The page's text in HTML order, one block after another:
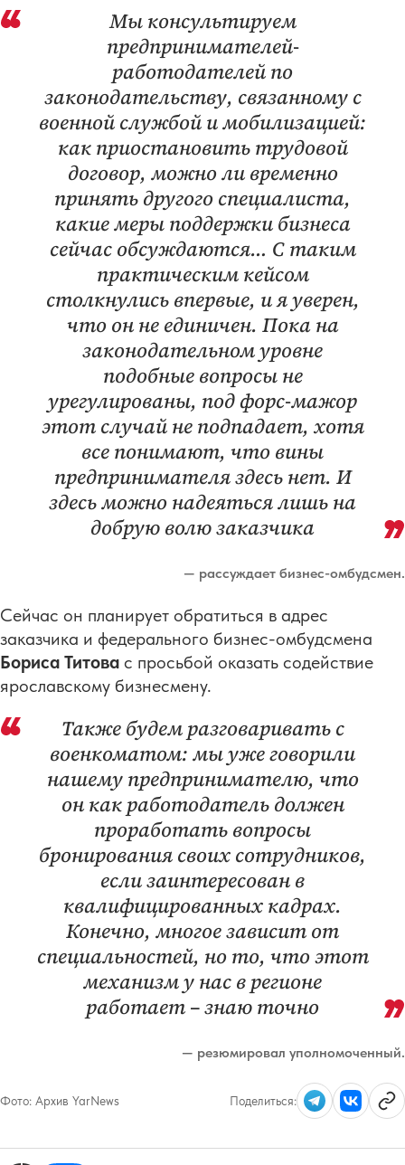
Мы консультируем
предпринимателей-
работодателей по
законодательству, связанному с
военной службой и мобилизацией:
как приостановить трудовой
договор, можно ли временно
принять другого специалиста,
какие меры поддержки бизнеса
сейчас обсуждаются… С таким
практическим кейсом
столкнулись впервые, и я уверен,
что он не единичен. Пока на
законодательном уровне
подобные вопросы не
урегулированы, под форс-мажор
этот случай не подпадает, хотя
все понимают, что вины
предпринимателя здесь нет. И
здесь можно надеяться лишь на
добрую волю заказчика
— рассуждает бизнес-омбудсмен.
Сейчас он планирует обратиться в адрес
заказчика и федерального бизнес-омбудсмена
Бориса Титова с просьбой оказать содействие
ярославскому бизнесмену.
Также будем разговаривать с
военкоматом: мы уже говорили
нашему предпринимателю, что
он как работодатель должен
проработать вопросы
бронирования своих сотрудников,
если заинтересован в
квалифицированных кадрах.
Конечно, многое зависит от
специальностей, но то, что этот
механизм у нас в регионе
работает – знаю точно
— резюмировал уполномоченный.
Фото: Архив YarNews Поделиться: